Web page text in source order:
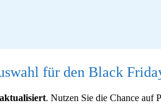
für den Black
. Nutzen Sie die Chance auf